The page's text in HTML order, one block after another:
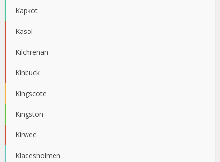
Kapkot
Kasol
Kilchrenan
Kinbuck
Kingscote
Kingston
Kirwee
Kladesholmen